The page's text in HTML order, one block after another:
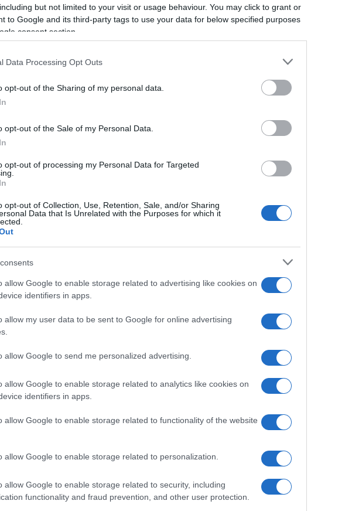
but not limited to your visit or usage behaviour. You may click to grant or
to Google and its third-party tags to use your data for below specified purposes
consent section.
Data Processing Opt Outs
opt-out of the Sharing of my personal data.
opt-out of the Sale of my Personal Data.
opt-out of processing my Personal Data for Targeted
opt-out of Collection, Use, Retention, Sale, and/or Sharing
Data that Is Unrelated with the Purposes for which it
allow Google to enable storage related to advertising like cookies on
identifiers in apps.
allow my user data to be sent to Google for online advertising
allow Google to send me personalized advertising.
allow Google to enable storage related to analytics like cookies on
identifiers in apps.
allow Google to enable storage related to functionality of the website
allow Google to enable storage related to personalization.
allow Google to enable storage related to security, including
functionality and fraud prevention, and other user protection.
8 su 10 i lotti della Sassari-Olbia
potrebbero arrivare presto altre importanti
aveva infatti chiesto ufficialmente
Simonini l’implementazione del progetto
di comunicazione con pannelli a
all’interno del Contratto Istituzionale di
tecnologico di più
road della Sardegna.
nella sezioneLogindal menù del sito o
Prossimo articolo
NECROLOGIE
Martina
I nostri cari
I nostri cari
Giovannimaria
Invia un Comunicato Stampa|Pubblicità|Segnala